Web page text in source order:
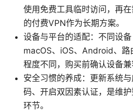
使用免费工具临时访问，再
的付费VPN作为长期方案。
设备与平台的适配：不同设备
macOS、iOS、Android、路
程度不同，购买前确认设备兼
安全习惯的养成：更新系统
码、开启双因素认证，是维
环节。